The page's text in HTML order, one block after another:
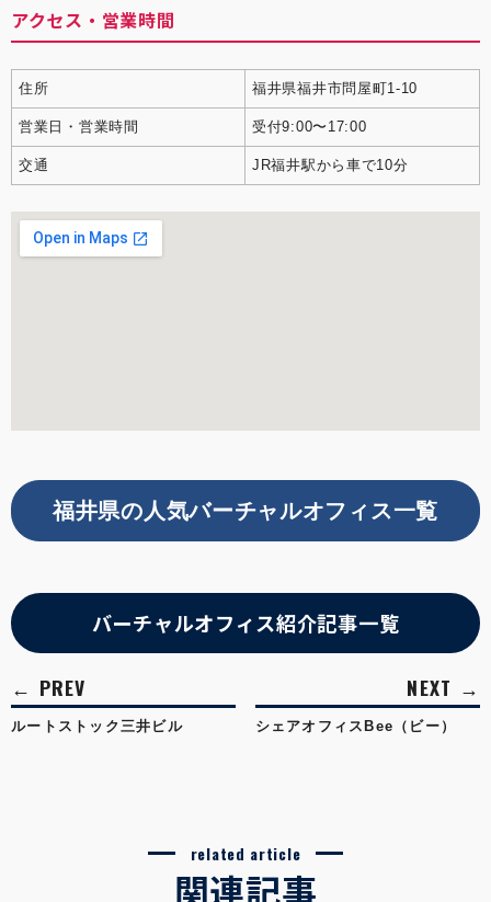
アクセス・営業時間
住所 福井県福井市問屋町1-10
営業日・営業時間 受付9:00〜17:00
交通 JR福井駅から車で10分
福井県の人気バーチャルオフィス一覧
バーチャルオフィス紹介記事一覧
ルートストック三井ビル シェアオフィスBee（ビー）
related article
関連記事